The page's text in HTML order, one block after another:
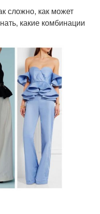
сложно, как может
какие комбинации